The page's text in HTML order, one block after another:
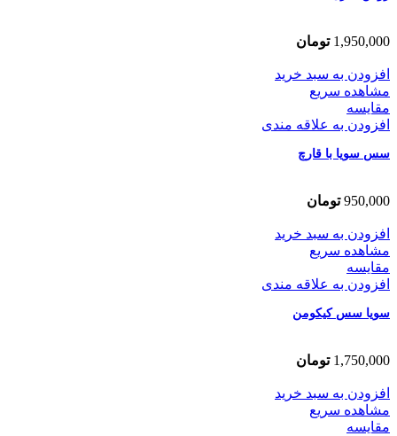
1,950,000 تومان
افزودن به سبد خرید
مشاهده سریع
مقایسه
افزودن به علاقه مندی
سس سویا با قارچ
950,000 تومان
افزودن به سبد خرید
مشاهده سریع
مقایسه
افزودن به علاقه مندی
سویا سس کیکومن
1,750,000 تومان
افزودن به سبد خرید
مشاهده سریع
مقایسه